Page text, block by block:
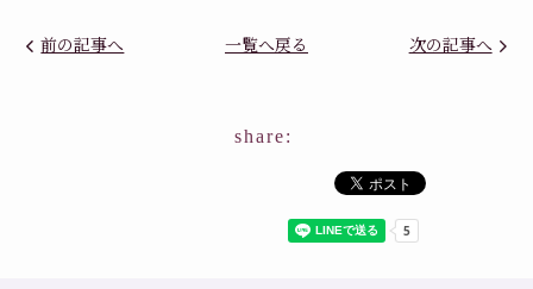
前の記事へ 一覧へ戻る 次の記事へ
share: